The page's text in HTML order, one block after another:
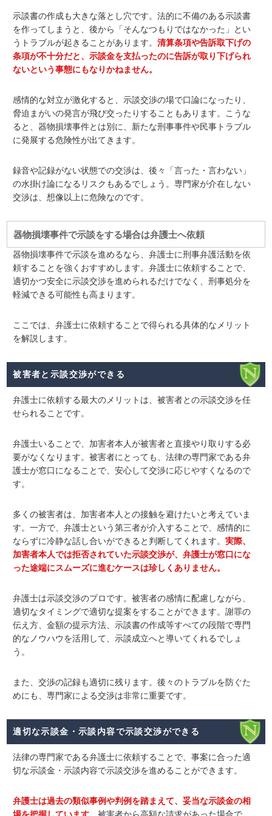
示談書の作成も大きな落とし穴です。法的に不備のある示談書
を作ってしまうと、後から「そんなつもりではなかった」とい
うトラブルが起きることがあります。清算条項や告訴取下げの
条項が不十分だと、示談金を支払ったのに告訴が取り下げられ
ないという事態にもなりかねません。
感情的な対立が激化すると、示談交渉の場で口論になったり、
脅迫まがいの発言が飛び交ったりすることもあります。こうな
ると、器物損壊事件とは別に、新たな刑事事件や民事トラブル
に発展する危険性が出てきます。
録音や記録がない状態での交渉は、後々「言った・言わない」
の水掛け論になるリスクもあるでしょう。専門家が介在しない
交渉は、想像以上に危険なのです。
器物損壊事件で示談をする場合は弁護士へ依頼
器物損壊事件で示談を進めるなら、弁護士に刑事弁護活動を依
頼することを強くおすすめします。弁護士に依頼することで、
適切かつ安全に示談交渉を進められるだけでなく、刑事処分を
軽減できる可能性も高まります。
ここでは、弁護士に依頼することで得られる具体的なメリット
を解説します。
被害者と示談交渉ができる
弁護士に依頼する最大のメリットは、被害者との示談交渉を任
せられる ことです。
弁護士いることで、加害者本人が被害者と直接やり取りする必
要がなくなります。被害者にとっても、法律の専門家である弁
護士が窓口になることで、安心して交渉に応じやすくなるので
す。
多くの被害者は、加害者本人との接触を避けたいと考えていま
す。一方で、弁護士という第三者が介入することで、感情的に
ならずに冷静な話し合いができると判断してくれます。実際、
加害者本人では拒否されていた示談交渉が、弁護士が窓口にな
った途端にスムーズに進むケースは珍しくありません。
弁護士は示談交渉のプロです。被害者の感情に配慮しながら、
適切なタイミングで適切な提案をすることができます。謝罪の
伝え方、金額の提示方法、示談書の作成等すべての段階で専門
的なノウハウを活用して、示談成立へと導いてくれるでしょ
う。
また、交渉の記録も適切に残ります。後々のトラブルを防ぐた
めにも、専門家による交渉は非常に重要です。
適切な示談金・示談内容で示談交渉ができる
法律の専門家である弁護士に依頼することで、事案に合った適
切な示談金・示談内容で示談交渉を進める ことができます。
弁護士は過去の類似事例や判例を踏まえて、妥当な示談金の相
場を把握しています。被害者から高額な請求があった場合で